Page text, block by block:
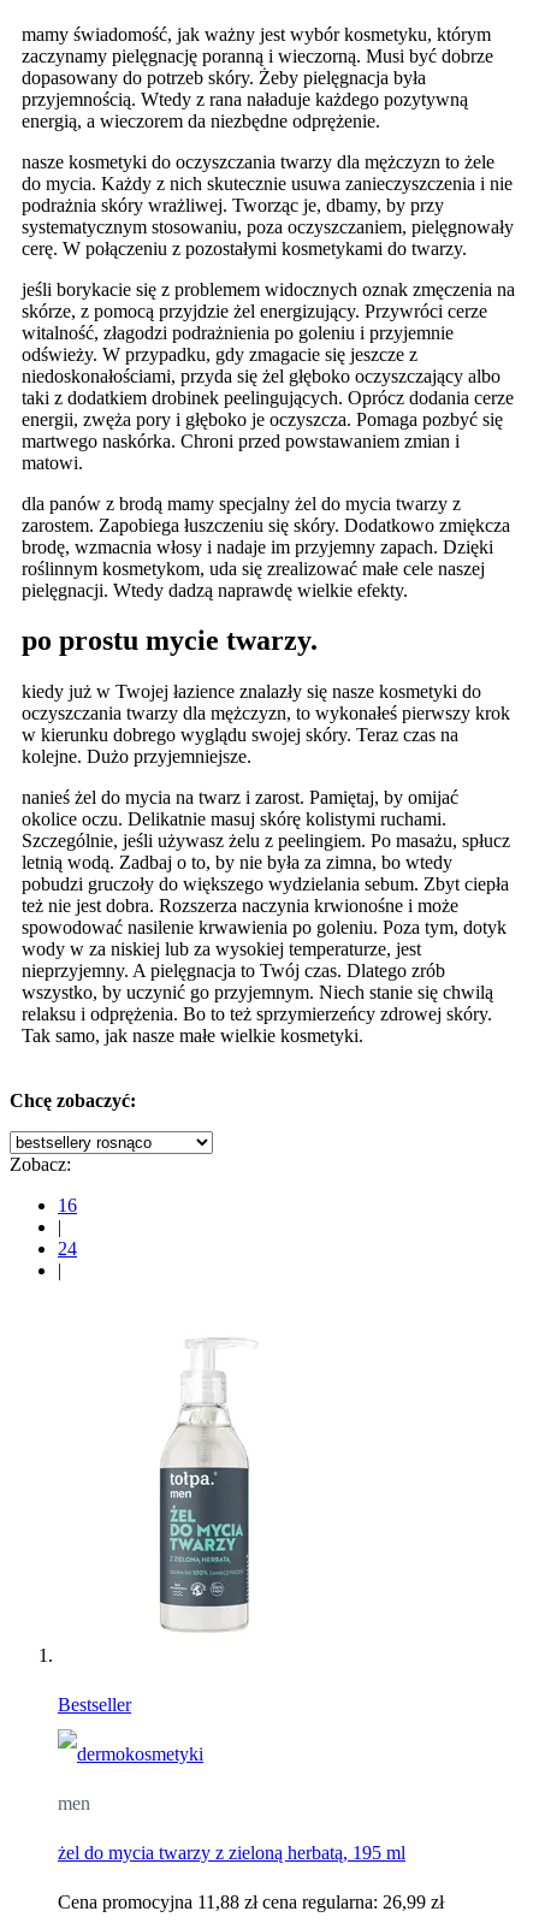
mamy świadomość, jak ważny jest wybór kosmetyku, którym
zaczynamy pielęgnację poranną i wieczorną. Musi być dobrze
dopasowany do potrzeb skóry. Żeby pielęgnacja była
przyjemnością. Wtedy z rana naładuje każdego pozytywną
energią, a wieczorem da niezbędne odprężenie.
nasze kosmetyki do oczyszczania twarzy dla mężczyzn to żele
do mycia. Każdy z nich skutecznie usuwa zanieczyszczenia i nie
podrażnia skóry wrażliwej. Tworząc je, dbamy, by przy
systematycznym stosowaniu, poza oczyszczaniem, pielęgnowały
cerę. W połączeniu z pozostałymi kosmetykami do twarzy.
jeśli borykacie się z problemem widocznych oznak zmęczenia na
skórze, z pomocą przyjdzie żel energizujący. Przywróci cerze
witalność, złagodzi podrażnienia po goleniu i przyjemnie
odświeży. W przypadku, gdy zmagacie się jeszcze z
niedoskonałościami, przyda się żel głęboko oczyszczający albo
taki z dodatkiem drobinek peelingujących. Oprócz dodania cerze
energii, zwęża pory i głęboko je oczyszcza. Pomaga pozbyć się
martwego naskórka. Chroni przed powstawaniem zmian i
matowi.
dla panów z brodą mamy specjalny żel do mycia twarzy z
zarostem. Zapobiega łuszczeniu się skóry. Dodatkowo zmiękcza
brodę, wzmacnia włosy i nadaje im przyjemny zapach. Dzięki
roślinnym kosmetykom, uda się zrealizować małe cele naszej
pielęgnacji. Wtedy dadzą naprawdę wielkie efekty.
po prostu mycie twarzy.
kiedy już w Twojej łazience znalazły się nasze kosmetyki do
oczyszczania twarzy dla mężczyzn, to wykonałeś pierwszy krok
w kierunku dobrego wyglądu swojej skóry. Teraz czas na
kolejne. Dużo przyjemniejsze.
nanieś żel do mycia na twarz i zarost. Pamiętaj, by omijać
okolice oczu. Delikatnie masuj skórę kolistymi ruchami.
Szczególnie, jeśli używasz żelu z peelingiem. Po masażu, spłucz
letnią wodą. Zadbaj o to, by nie była za zimna, bo wtedy
pobudzi gruczoły do większego wydzielania sebum. Zbyt ciepła
też nie jest dobra. Rozszerza naczynia krwionośne i może
spowodować nasilenie krwawienia po goleniu. Poza tym, dotyk
wody w za niskiej lub za wysokiej temperaturze, jest
nieprzyjemny. A pielęgnacja to Twój czas. Dlatego zrób
wszystko, by uczynić go przyjemnym. Niech stanie się chwilą
relaksu i odprężenia. Bo to też sprzymierzeńcy zdrowej skóry.
Tak samo, jak nasze małe wielkie kosmetyki.
Chcę zobaczyć:
Zobacz:
16
|
24
|
Bestseller
men
żel do mycia twarzy z zieloną herbatą, 195 ml
Cena promocyjna 11,88 zł cena regularna: 26,99 zł